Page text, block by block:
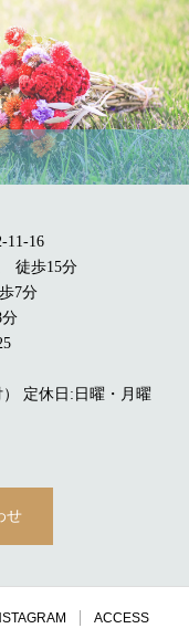
11-16
徒歩15分
歩7分
） 定休日:日曜・月曜
せ
ACCESS